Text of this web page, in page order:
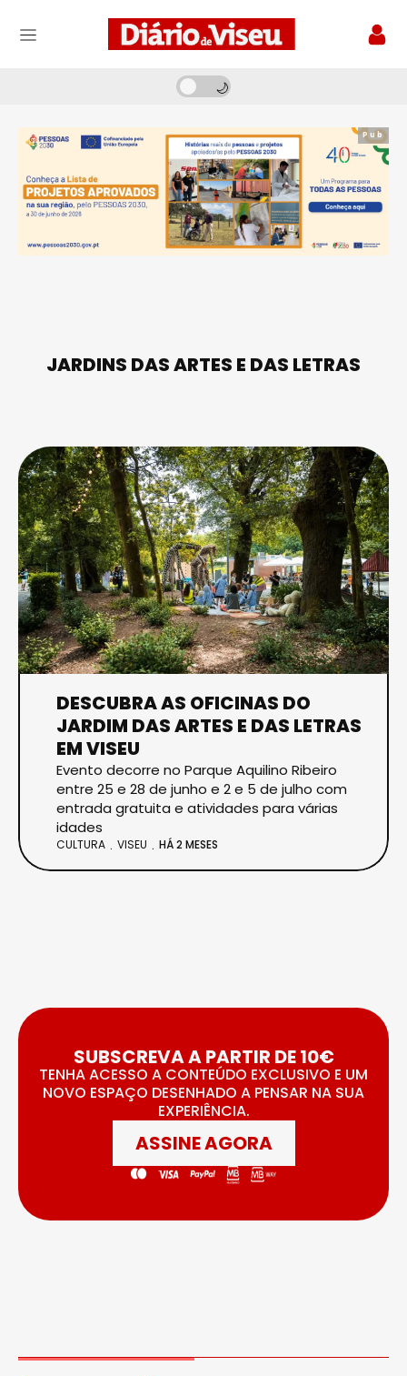
Pub
JARDINS DAS ARTES E DAS LETRAS
DESCUBRA AS OFICINAS DO
JARDIM DAS ARTES E DAS LETRAS
EM VISEU
Evento decorre no Parque Aquilino Ribeiro
entre 25 e 28 de junho e 2 e 5 de julho com
entrada gratuita e atividades para várias
idades
CULTURA VISEU HÁ 2 MESES
SUBSCREVA A PARTIR DE 10€
TENHA ACESSO A CONTEÚDO EXCLUSIVO E UM
NOVO ESPAÇO DESENHADO A PENSAR NA SUA
EXPERIÊNCIA.
ASSINE AGORA